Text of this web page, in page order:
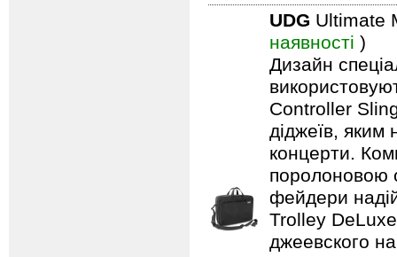
UDG Ultimate
наявності )
Дизайн
Controller
діджеїв, яким
концерти.
поролоновою
фейдери
Trolley DeLuxe
джеевского